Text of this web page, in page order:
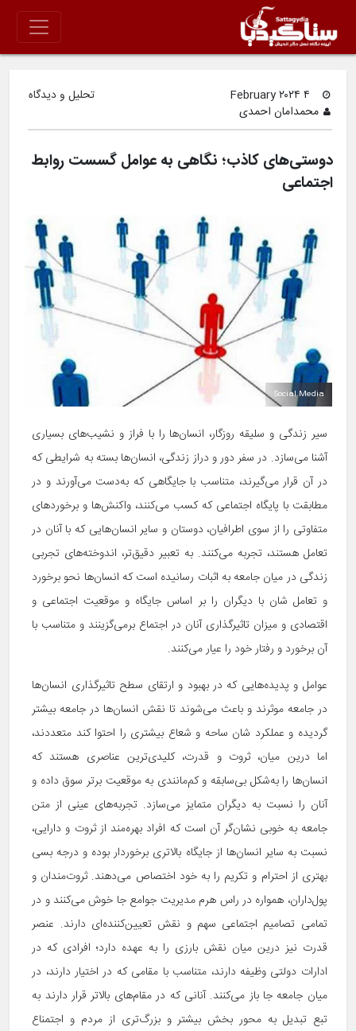
محمدامان احمدی
تحلیل و دیدگاه
دوستی‌های کاذب؛ نگاهی به عوامل گسست روابط
اجتماعی
Social Media
سیر زندگی و سلیقه روزگار، انسان‌ها را با فراز و نشیب‌های بسیاری
آشنا می‌سازد. در سفر دور و دراز زندگی، انسان‌ها بسته به شرایطی که
در آن قرار می‌گیرند، متناسب با جایگاهی که به‌دست می‌آورند و در
مطابقت با پایگاه اجتماعی که کسب می‌کنند، واکنش‌ها و برخوردهای
متفاوتی را از سوی اطرافیان، دوستان و سایر انسان‌هایی که با آنان در
تعامل هستند، تجربه می‌کنند. به تعبیر دقیق‌تر، اندوخته‌های تجربی
زندگی در میان جامعه به اثبات رسانیده است که انسان‌ها نحو برخورد
و تعامل شان با دیگران را بر اساس جایگاه و موقعیت اجتماعی و
اقتصادی و میزان تاثیرگذاری آنان در اجتماع برمی‌گزینند و متناسب با
آن برخورد و رفتار خود را عیار می‌کنند.
عوامل و پدیده‌هایی که در بهبود و ارتقای سطح تاثیرگذاری انسان‌ها
در جامعه موثرند و باعث می‌شوند تا نقش انسان‌ها در جامعه بیشتر
گردیده و عملکرد شان ساحه و شعاع بیشتری را احتوا کند متعددند،
اما درین میان، ثروت و قدرت، کلیدی‌ترین عناصری هستند که
انسان‌ها را به‌شکل بی‌سابقه و کم‌مانندی به موقعیت برتر سوق داده و
آنان را نسبت به دیگران متمایز می‌سازد. تجربه‌های عینی از متن
جامعه به خوبی نشان‌گر آن است که افراد بهره‌مند از ثروت و دارایی،
نسبت به سایر انسان‌ها از جایگاه بالاتری برخوردار بوده و درجه بسی
بهتری از احترام و تکریم را به خود اختصاص می‌دهند. ثروت‌مندان و
پول‌داران، همواره در راس هرم مدیریت جوامع جا خوش می‌کنند و در
تمامی تصامیم اجتماعی سهم و نقش تعیین‌کننده‌ای دارند. عنصر
قدرت نیز درین میان نقش بارزی را به عهده دارد؛ افرادی که در
ادارات دولتی وظیفه دارند، متناسب با مقامی که در اختیار دارند، در
میان جامعه جا باز می‌کنند. آنانی که در مقام‌های بالاتر قرار دارند به
تبع تبدیل به محور بخش بیشتر و بزرگ‌تری از مردم و اجتمناع